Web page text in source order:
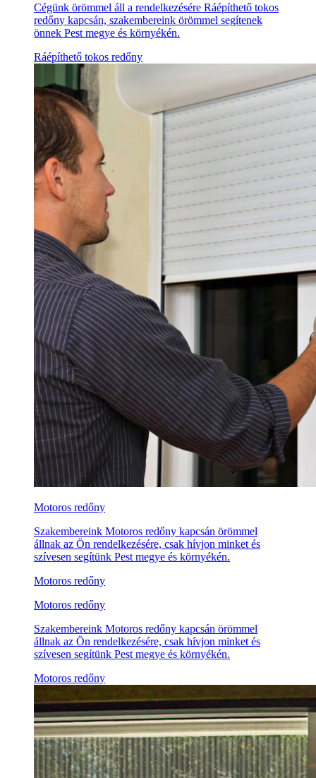
Cégünk örömmel áll a rendelkezésére Ráépíthető tokos
redőny kapcsán, szakembereink örömmel segítenek
önnek Pest megye és környékén.
Ráépíthető tokos redőny
Motoros redőny
Szakembereink Motoros redőny kapcsán örömmel
állnak az Ön rendelkezésére, csak hívjon minket és
szívesen segítünk Pest megye és környékén.
Motoros redőny
Motoros redőny
Szakembereink Motoros redőny kapcsán örömmel
állnak az Ön rendelkezésére, csak hívjon minket és
szívesen segítünk Pest megye és környékén.
Motoros redőny